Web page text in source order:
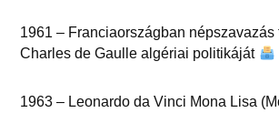
1961 – Franciaországban népszavazás
Charles de Gaulle algériai politikáját
1963 – Leonardo da Vinci Mona Lisa